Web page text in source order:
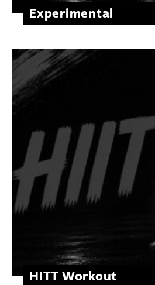
Experimental
HITT Workout